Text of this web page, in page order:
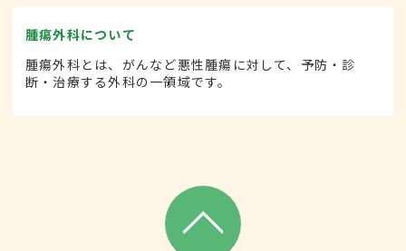
腫瘍外科について
腫瘍外科とは、がんなど悪性腫瘍に対して、予防・診
断・治療する外科の一領域です。